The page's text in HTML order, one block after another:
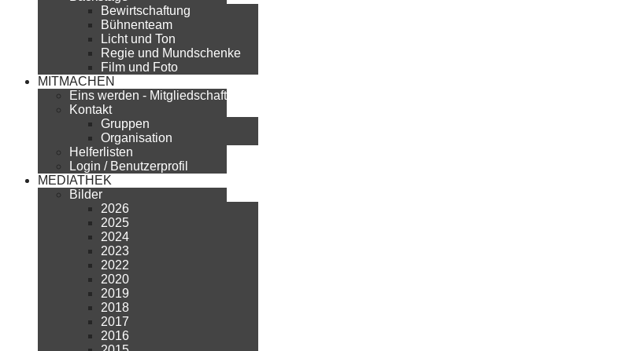
Bewirtschaftung
Bühnenteam
Licht und Ton
Regie und Mundschenke
Film und Foto
MITMACHEN
Eins werden - Mitgliedschaft
Kontakt
Gruppen
Organisation
Helferlisten
Login / Benutzerprofil
MEDIATHEK
Bilder
2026
2025
2024
2023
2022
2020
2019
2018
2017
2016